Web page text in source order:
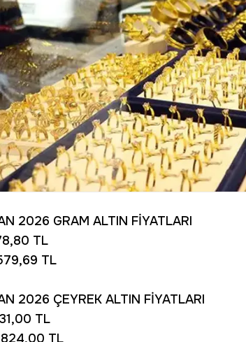
2026 GRAM ALTIN FİYATLARI
TL
TL
2026 ÇEYREK ALTIN FİYATLARI
TL
TL